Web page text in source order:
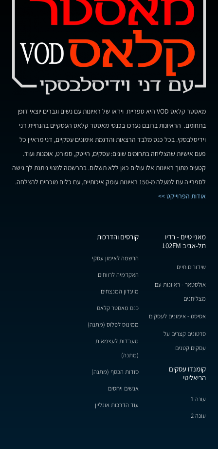
מאסטר קלאס VOD היא ספריית וידאו של ראיונות עם נשים וגברים יוצאי דופן
בתחומם. הראיונות ברובם נערכו בכנסי מאסטר קלאס העסקיים בהנחיית דני
וידיסלבסקי. בכל כנס מלבד הרצאות והדגמת אימונים עסקיים, דני מראיין כל
פעם אישיות שהצליחה בתחומים שונים: עסקים, הייטק, ספורט, אומנות ועוד.
קטעים מתוך ראיונות אלו עולים כאן ללא תשלום. בהרשמה למנוי ניתנת לך גישה
לספרייה עם למעלה מ-150 ראיונות עומק איכותיים, עם כלים מוכחים להצלחה.
אודות הפרוייקט >>
מאני טיים - רדיו
תל-אביב 102FM
שידורים חיים
אולסטאר - ראיונות עם
מצליחנים
אסיסט - אימונים לעסקים
סרטונים קצרים על
עסקים קטנים
קומנדו עסקים
הריאליטי
עונה 1
עונה 2
קורסים והדרכות
הרשמה לאימון עסקי
האקדמיה לרווחים
מועדון המנצחים
כנס מאסטר קלאס
ממינוס לפלוס (מתנה)
מעבדות לעצמאות
(מתנה)
סודות הכסף (מתנה)
אנשים ויחסים
עוד הדרכות אונליין